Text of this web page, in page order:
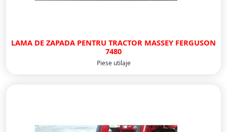
LAMA DE ZAPADA PENTRU TRACTOR MASSEY FERGUSON
7480
Piese utilaje